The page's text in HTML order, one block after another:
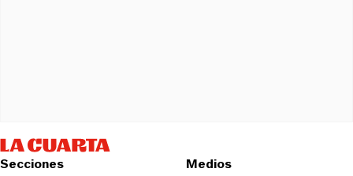
Secciones
Medios